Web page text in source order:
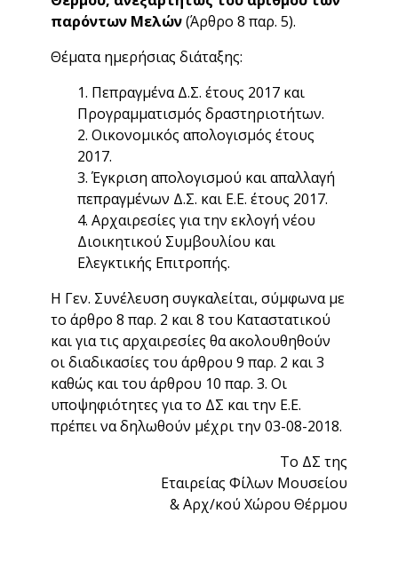
παρόντων Μελών(Άρθρο 8 παρ. 5).
Θέματα ημερήσιας διάταξης:
1. Πεπραγμένα Δ.Σ. έτους 2017 και
Προγραμματισμός δραστηριοτήτων.
2. Οικονομικός απολογισμός έτους
2017.
3. Έγκριση απολογισμού και απαλλαγή
πεπραγμένων Δ.Σ. και Ε.Ε. έτους 2017.
4. Αρχαιρεσίες για την εκλογή νέου
Διοικητικού Συμβουλίου και
Ελεγκτικής Επιτροπής.
Η Γεν. Συνέλευση συγκαλείται, σύμφωνα με
το άρθρο 8 παρ. 2 και 8 του Καταστατικού
και για τις αρχαιρεσίες θα ακολουθηθούν
οι διαδικασίες του άρθρου 9 παρ. 2 και 3
καθώς και του άρθρου 10 παρ. 3. Oι
υποψηφιότητες για το ΔΣ και την Ε.Ε.
πρέπει να δηλωθούν μέχρι την 03-08-2018.
Το ΔΣ της
Εταιρείας Φίλων Μουσείου
& Αρχ/κού Χώρου Θέρμου